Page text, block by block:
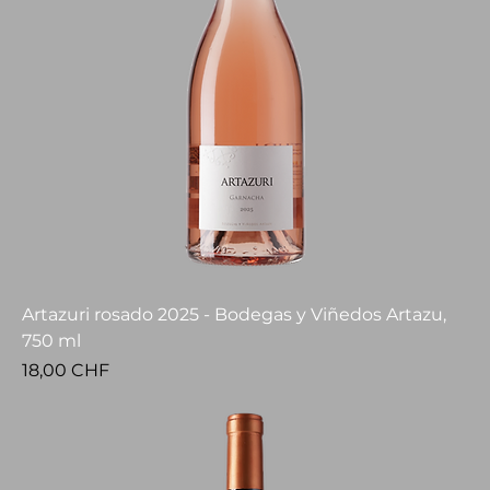
Artazuri rosado 2025 - Bodegas y Viñedos Artazu,
750 ml
Preis
18,00 CHF